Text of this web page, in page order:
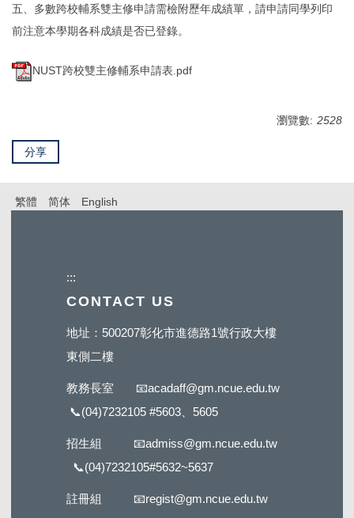
五、多數跨校輔系雙主修申請需檢附歷年成績單，請申請同學列印
前注意本學期各科成績是否已登錄。
NUST跨校雙主修輔系申請表.pdf
瀏覽數: 2528
分享
繁體 简体 English
:::
CONTACT US
地址：500207彰化市進德路1號行政大樓
東側二樓
教務長室 📧acadaff@gm.ncue.edu.tw
📞(04)7232105 #5603 、5605
招生組 📧admiss@gm.ncue.edu.tw
📞(04)7232105#5632~5637
註冊組 📧regist@gm.ncue.edu.tw